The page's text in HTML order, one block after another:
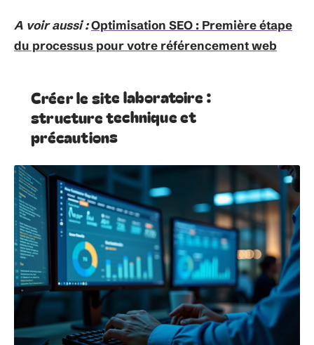
A voir aussi :Optimisation SEO : Première étape
du processus pour votre référencement web
Créer le site laboratoire :
structure technique et
précautions